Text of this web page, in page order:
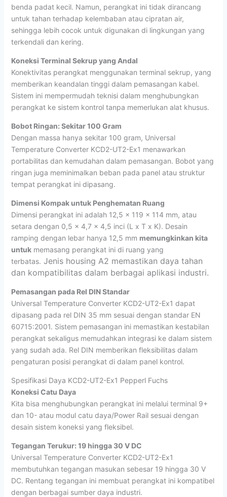
benda padat kecil. Namun, perangkat ini tidak dirancang
untuk tahan terhadap kelembaban atau cipratan air,
sehingga lebih cocok untuk digunakan di lingkungan yang
terkendali dan kering.
Koneksi Terminal Sekrup yang Andal
Konektivitas perangkat menggunakan terminal sekrup, yang
memberikan keandalan tinggi dalam pemasangan kabel.
Sistem ini mempermudah teknisi dalam menghubungkan
perangkat ke sistem kontrol tanpa memerlukan alat khusus.
Bobot Ringan: Sekitar 100 Gram
Dengan massa hanya sekitar 100 gram, Universal
Temperature Converter KCD2-UT2-Ex1 menawarkan
portabilitas dan kemudahan dalam pemasangan. Bobot yang
ringan juga meminimalkan beban pada panel atau struktur
tempat perangkat ini dipasang.
Dimensi Kompak untuk Penghematan Ruang
Dimensi perangkat ini adalah 12,5 x 119 x 114 mm, atau
setara dengan 0,5 x 4,7 x 4,5 inci (L x T x K). Desain
ramping dengan lebar hanya 12,5 mm memungkinkan kita
untukmemasang perangkat ini di ruang yang
terbatas. Jenis housing A2 memastikan daya tahan
dan kompatibilitas dalam berbagai aplikasi industri.
Pemasangan pada Rel DIN Standar
Universal Temperature Converter KCD2-UT2-Ex1 dapat
dipasang pada rel DIN 35 mm sesuai dengan standar EN
60715:2001. Sistem pemasangan ini memastikan kestabilan
perangkat sekaligus memudahkan integrasi ke dalam sistem
yang sudah ada. Rel DIN memberikan fleksibilitas dalam
pengaturan posisi perangkat di dalam panel kontrol.
Spesifikasi Daya KCD2-UT2-Ex1 Pepperl Fuchs
Koneksi Catu Daya
Kita bisa menghubungkan perangkat ini melalui terminal 9+
dan 10- atau modul catu daya/Power Rail sesuai dengan
desain sistem koneksi yang fleksibel.
Tegangan Terukur: 19 hingga 30 V DC
Universal Temperature Converter KCD2-UT2-Ex1
membutuhkan tegangan masukan sebesar 19 hingga 30 V
DC. Rentang tegangan ini membuat perangkat ini kompatibel
dengan berbagai sumber daya industri.